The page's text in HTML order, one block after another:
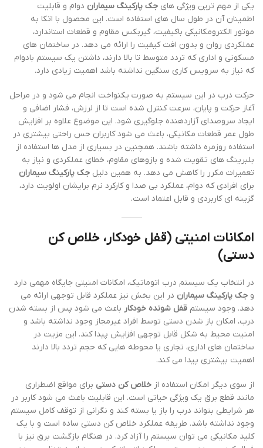
یکی از مهم ترین ویژگی های جک پارکینگ سیماران دوام و قابلیت
اطمینان آن در طول سال های استفاده است. این محصول با اتکا به
موتور الکترومکانیکی باکیفیت، گیربکس مقاوم و قطعات استاندارد،
عملکردی روان و بدون افت کیفیت را ارائه می دهد. در ساختمان های
مسکونی و اداری که تردد متوسط تا بالا دارند، داشتن یک سیستم بادوام
که نیاز به سرویس کاری سنگین نداشته باشد اهمیت زیادی دارد.
حرکت درب در این سیستم به صورت یکنواخت انجام می شود و در مراحل
آغاز حرکت و پایان، سرعت کنترل شده است تا از لرزش، فشار اضافی و
ایجاد سروصدای آزاردهنده جلوگیری شود. این موضوع علاوه بر افزایش
طول عمر قطعات مکانیکی، باعث می شود کاربران حس راحتی بیشتری در
استفاده روزمره داشته باشند. همچنین در بسیاری از مدل ها استفاده از
بلبرینگ های تقویت شده و بازوهای مقاوم، خطای عملکردی و نیاز به
تعمیرات مکرر را کاهش می دهد. به همین دلیل جک پارکینگ سیماران
برای افرادی که دوام، عملکرد بی صدا و کارکرد نرم برایشان اولویت دارد،
گزینه ای کاربردی و قابل اعتماد است.
امکانات امنیتی (قفل خودکار، خلاص کن
دستی)
در انتخاب یک سیستم درب اتوماتیک، امکانات امنیتی جایگاه مهمی دارد
و جک پارکینگ سیماران در این بخش نیز عملکرد قابل توجهی ارائه می
دهد. وجود سیستم قفل شونده خودکار باعث می شود پس از بسته شدن
درب، امکان باز شدن دستی توسط افراد غیرمجاز وجود نداشته باشد و
امنیت محیط به شکل قابل توجهی افزایش پیدا کند. این مزیت در
ساختمان های اداری، تجاری یا محوطه هایی که حجم تردد بالا دارند
اهمیت بیشتری پیدا می کند.
از سوی دیگر امکان استفاده از خلاص کن دستی برای مواقع اضطراری
مانند قطع برق یک ویژگی حیاتی است. این قابلیت باعث می شود کاربر در
هر شرایطی بتواند درب را باز یا بسته کند و نگرانی از توقف کامل سیستم
وجود نداشته باشد. طریقه عملکرد خلاص کن دستی ساده است و با یک
کلید مکانیکی می توان سیستم را آزاد کرد. در هنگام بازگشت برق نیز با